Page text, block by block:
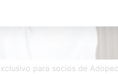
para socios de